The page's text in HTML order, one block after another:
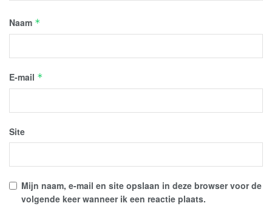
Naam *
E-mail *
Site
Mijn naam, e-mail en site opslaan in deze browser voor de
volgende keer wanneer ik een reactie plaats.